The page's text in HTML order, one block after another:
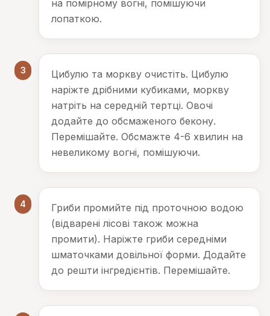
на помірному вогні, помішуючи
лопаткою.
3
Цибулю та моркву очистіть. Цибулю
наріжте дрібними кубиками, моркву
натріть на середній тертці. Овочі
додайте до обсмаженого бекону.
Перемішайте. Обсмажте 4-6 хвилин на
невеликому вогні, помішуючи.
4
Гриби промийте під проточною водою
(відварені лісові також можна
промити). Наріжте гриби середніми
шматочками довільної форми. Додайте
до решти інгредієнтів. Перемішайте.